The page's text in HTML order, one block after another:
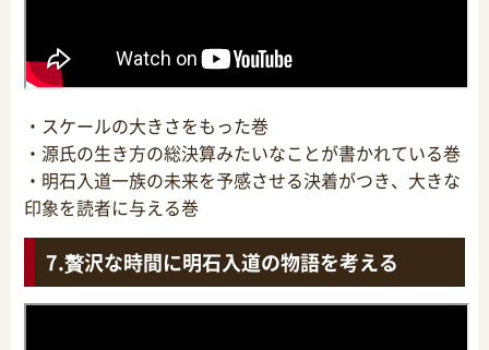
・スケールの大きさをもった巻
・源氏の生き方の総決算みたいなことが書かれている巻
・明石入道一族の未来を予感させる決着がつき、大きな
印象を読者に与える巻
贅沢な時間に明石入道の物語を考える